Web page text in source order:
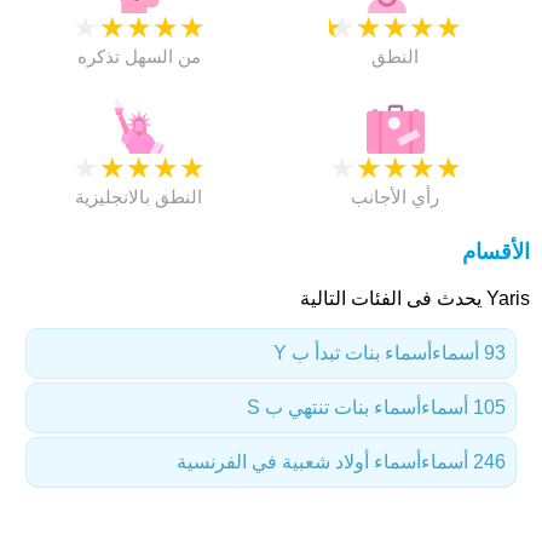
★
★
★
★
من السهل تذكره
★
★
★
★
★
النطق
★
★
★
★
النطق بالانجليزية
★
★
★
★
رأي الأجانب
الأقسام
Yaris يحدث فى الفئات التالية
أسماء بنات تبدأ ب Y 93 أسماء
أسماء بنات تنتهي ب S 105 أسماء
أسماء أولاد شعبية في الفرنسية 246 أسماء